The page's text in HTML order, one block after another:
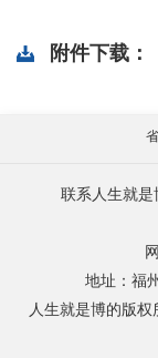
附件下载：
联系人生就是
地址：福
人生就是博的版权